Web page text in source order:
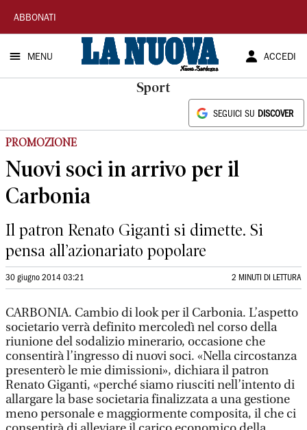
La
Nuova
Sardegna
ABBONATI
MENU ACCEDI
Sport
SEGUICI SU DISCOVER
PROMOZIONE
Nuovi soci in arrivo per il
Carbonia
Il patron Renato Giganti si dimette. Si
pensa all’azionariato popolare
30 giugno 2014 03:21 2 MINUTI DI LETTURA
CARBONIA. Cambio di look per il Carbonia. L’aspetto
societario verrà definito mercoledì nel corso della
riunione del sodalizio minerario, occasione che
consentirà l’ingresso di nuovi soci. «Nella circostanza
presenterò le mie dimissioni», dichiara il patron
Renato Giganti, «perché siamo riusciti nell’intento di
allargare la base societaria finalizzata a una gestione
meno personale e maggiormente composita, il che ci